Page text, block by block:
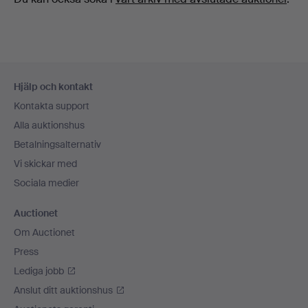
Hjälp och kontakt
Kontakta support
Alla auktionshus
Betalningsalternativ
Vi skickar med
Sociala medier
Auctionet
Om Auctionet
Press
Lediga jobb
Anslut ditt auktionshus